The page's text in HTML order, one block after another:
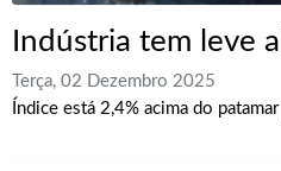
Indústria tem leve
Terça, 02 Dezembro 2025
Índice está 2,4% acima do